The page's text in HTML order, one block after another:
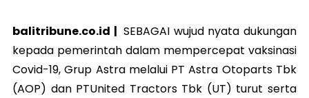
balitribune.co.id | SEBAGAI wujud nyata dukungan
kepada pemerintah dalam mempercepat vaksinasi
Covid-19, Grup Astra melalui PT Astra Otoparts Tbk
(AOP) dan PTUnited Tractors Tbk (UT) turut serta